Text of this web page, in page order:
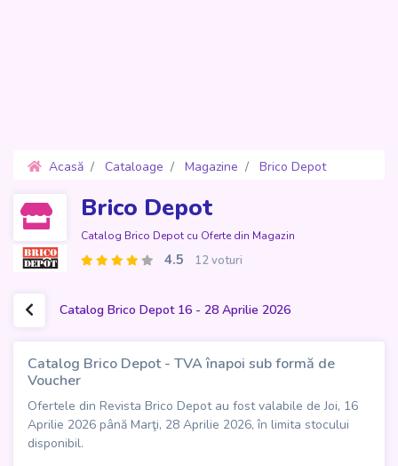
Acasă Cataloage Magazine
Brico Depot
Brico Depot
Catalog Brico Depot cu Oferte din Magazin
4.5 12 voturi
Catalog Brico Depot 16 - 28 Aprilie 2026
Catalog Brico Depot - TVA înapoi sub formă de
Voucher
Ofertele din Revista Brico Depot au fost valabile de Joi, 16
Aprilie 2026 până Marţi, 28 Aprilie 2026, în limita stocului
disponibil.